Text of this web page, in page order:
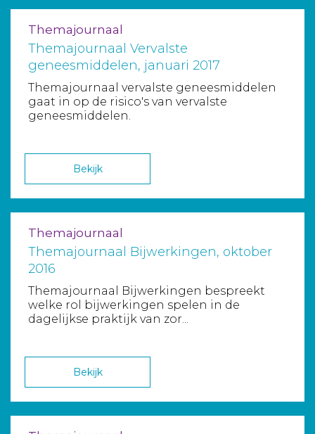
Themajournaal
Themajournaal Vervalste
geneesmiddelen, januari 2017
Themajournaal vervalste geneesmiddelen
gaat in op de risico's van vervalste
geneesmiddelen.
Bekijk
Themajournaal
Themajournaal Bijwerkingen, oktober
2016
Themajournaal Bijwerkingen bespreekt
welke rol bijwerkingen spelen in de
dagelijkse praktijk van zor...
Bekijk